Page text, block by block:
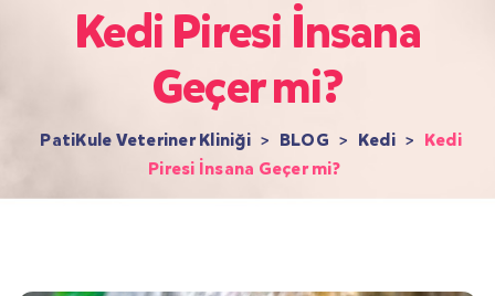
Kedi Piresi İnsana
Geçer mi?
PatiKule Veteriner Kliniği > BLOG > Kedi > Kedi
Piresi İnsana Geçer mi?